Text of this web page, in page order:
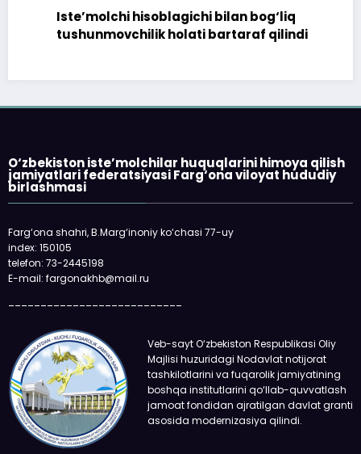
Iste’molchi hisoblagichi bilan bog‘liq
tushunmovchilik holati bartaraf qilindi
O‘zbekiston iste’molchilar huquqlarini himoya qilish
jamiyatlari federatsiyasi Farg‘ona viloyat hududiy
birlashmasi
Farg‘ona shahri, B.Marg‘inoniy ko‘chasi 77-uy
index: 150105
telefon: 73-2445198
E-mail: fargonakhb@mail.ru
Veb-sayt O‘zbekiston Respublikasi Oliy
Majlisi huzuridagi Nodavlat notijorat
tashkilotlarini va fuqarolik jamiyatining
boshqa institutlarini qo‘llab-quvvatlash
jamoat fondidan ajratilgan davlat granti
asosida modernizasiya qilindi.